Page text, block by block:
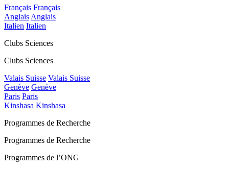
Français Français
AnglaisAnglais
Italien Italien
Clubs Sciences
Clubs Sciences
Valais Suisse Valais Suisse
Genève Genève
Paris Paris
Kinshasa Kinshasa
Programmes de Recherche
Programmes de Recherche
Programmes de l’ONG